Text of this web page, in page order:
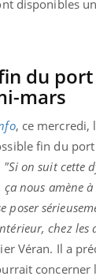
disponibles
du
mars
, ce mercredi,
fin du
"Si on suit cette
nous amène
poser
chez les
Véran. Il a
concerner